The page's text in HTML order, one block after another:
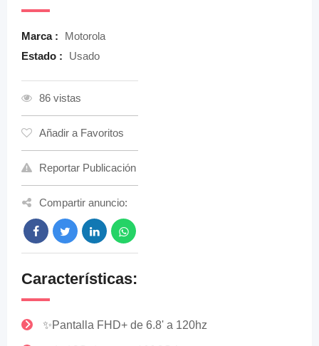
Marca :
Motorola
Estado :
Usado
86 vistas
Añadir a Favoritos
Reportar Publicación
Compartir anuncio:
Características:
✨Pantalla FHD+ de 6.8' a 120hz